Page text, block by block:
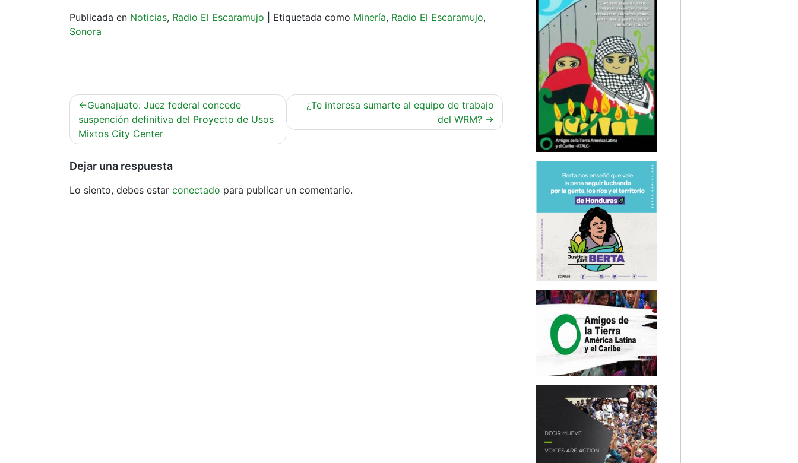
Publicada en Noticias, Radio El Escaramujo Etiquetada como Minería, Radio El Escaramujo,
Sonora
Navegación
de
entradas
Guanajuato: Juez federal concede
suspención definitiva del Proyecto de Usos
Mixtos City Center
¿Te interesa sumarte al equipo de trabajo
del WRM?
Dejar una respuesta
Lo siento, debes estar conectado para publicar un comentario.